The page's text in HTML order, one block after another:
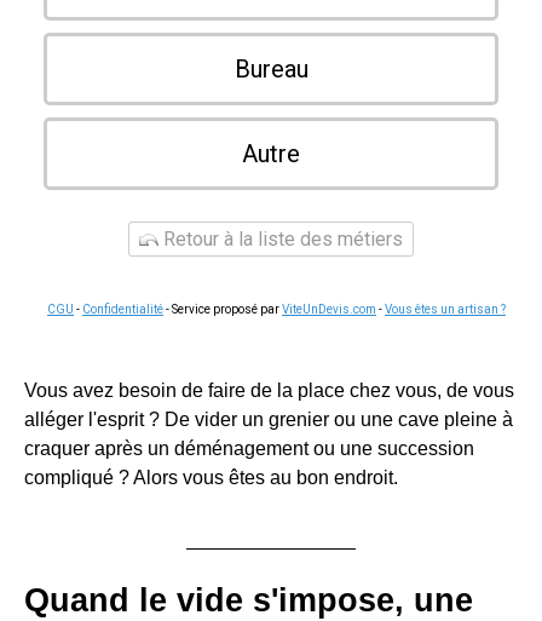
Bureau
Autre
Retour à la liste des métiers
CGU - Confidentialité- Service proposé parViteUnDevis.com -Vous êtes un artisan ?
Vous avez besoin de faire de la place chez vous, de vous
alléger l'esprit ? De vider un grenier ou une cave pleine à
craquer après un déménagement ou une succession
compliqué ? Alors vous êtes au bon endroit.
Quand le vide s'impose, une